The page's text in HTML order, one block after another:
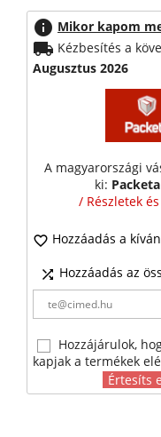
info Mikor kapom
local_shipping Kézbesítés a
Augusztus 2026
A magyarországi
ki:
/ Részletek
 Hozzáadás a
 Hozzáadás az
Hozzájárulok,
kapjak a termékek
Értesíts